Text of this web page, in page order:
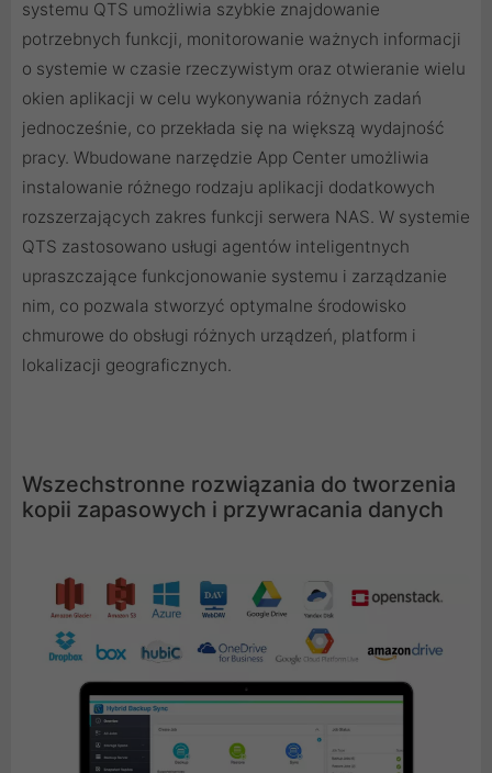
systemu QTS umożliwia szybkie znajdowanie
potrzebnych funkcji, monitorowanie ważnych informacji
o systemie w czasie rzeczywistym oraz otwieranie wielu
okien aplikacji w celu wykonywania różnych zadań
jednocześnie, co przekłada się na większą wydajność
pracy. Wbudowane narzędzie App Center umożliwia
instalowanie różnego rodzaju aplikacji dodatkowych
rozszerzających zakres funkcji serwera NAS. W systemie
QTS zastosowano usługi agentów inteligentnych
upraszczające funkcjonowanie systemu i zarządzanie
nim, co pozwala stworzyć optymalne środowisko
chmurowe do obsługi różnych urządzeń, platform i
lokalizacji geograficznych.
Wszechstronne rozwiązania do tworzenia
kopii zapasowych i przywracania danych